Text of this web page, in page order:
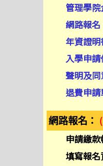
管理學
網路報
年資證明
入學申
聲明及
退費申請
網路報名：
申請繳
填寫報